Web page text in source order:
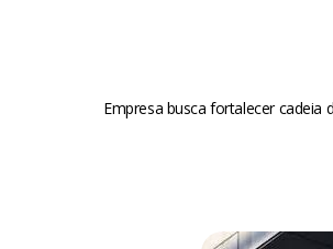
Empresa busca fortalecer